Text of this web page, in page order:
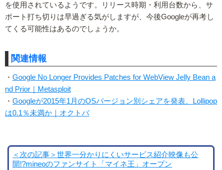
を使用されているようです。リリース時期・利用台数から、サ
ポート打ち切りは早過ぎる気がしますが、今後Googleが再考し
てくる可能性はあるのでしょうか。
関連情報
・ Google No Longer Provides Patches for WebView Jelly Bean a
nd Prior｜Metasploit
・ Googleが2015年1月のOSバージョン別シェアを発表、Lollipop
は0.1％未満か｜オクトバ
＜次の記事＞世界一分かりにくいサービス紹介映像も公
開!?mineoのファンサイト「マイネ王」オープン